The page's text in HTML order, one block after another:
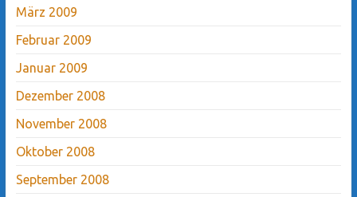
März 2009
Februar 2009
Januar 2009
Dezember 2008
November 2008
Oktober 2008
September 2008